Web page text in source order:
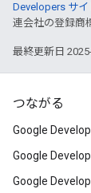
Developers サ
連会社の登録商
最終更新日 2025-
つながる
Google
Google
Google